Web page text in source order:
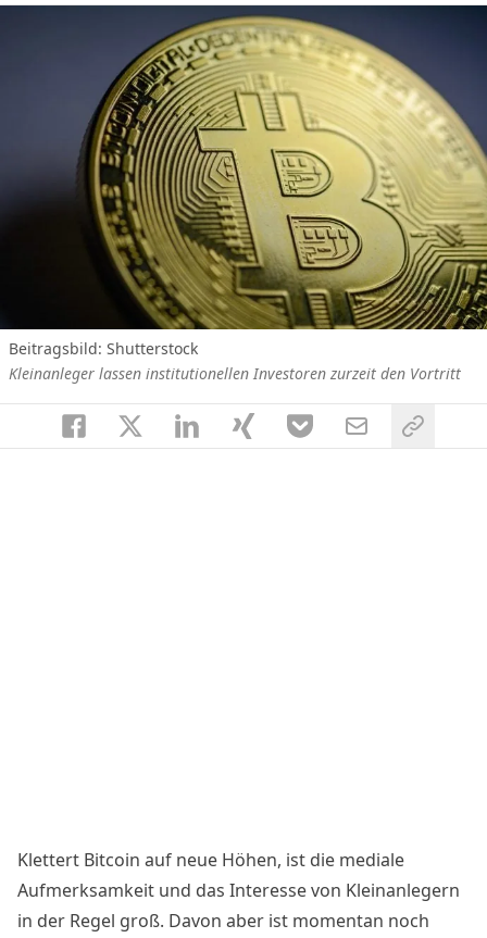
Beitragsbild: Shutterstock
Kleinanleger lassen institutionellen Investoren zurzeit den Vortritt
Klettert Bitcoin auf neue Höhen, ist die mediale
Aufmerksamkeit und das Interesse von Kleinanlegern
in der Regel groß. Davon aber ist momentan noch